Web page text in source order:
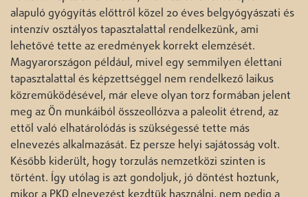
alapuló gyógyítás előttről közel 20 éves belgyógyászati és
intenzív osztályos tapasztalattal rendelkezünk, ami
lehetővé tette az eredmények korrekt elemzését.
Magyarországon például, mivel egy semmilyen élettani
tapasztalattal és képzettséggel nem rendelkező laikus
közreműködésével, már eleve olyan torz formában jelent
meg az Ön munkáiból összeollózva a paleolit étrend, az
ettől való elhatárolódás is szükségessé tette más
elnevezés alkalmazását. Ez persze helyi sajátosság volt.
Később kiderült, hogy torzulás nemzetközi szinten is
történt. Így utólag is azt gondoljuk, jó döntést hoztunk,